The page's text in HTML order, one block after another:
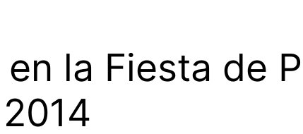
la Fiesta de